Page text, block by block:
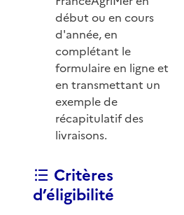
début ou en cours
d'année, en
complétant le
formulaire en ligne et
en transmettant un
exemple de
récapitulatif des
livraisons.
Critères
d’éligibilité